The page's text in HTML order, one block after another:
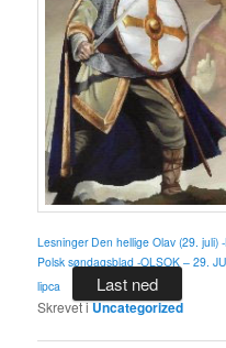
Lesninger Den hellige Olav (29. juli)
Polsk søndagsblad -OLSOK – 29.
lipca
Last ned
Skrevet iUncategorized